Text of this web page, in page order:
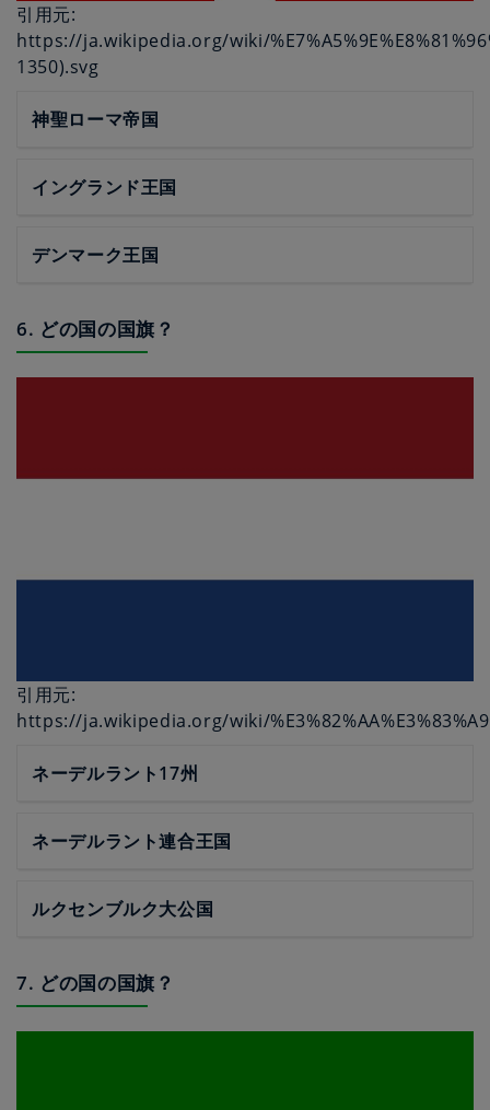
引用元:
https://ja.wikipedia.org/wiki/
1350).svg
神聖ローマ帝国
イングランド王国
デンマーク王国
6. どの国の国旗？
引用元:
https://ja.wikipedia.org/wiki/
ネーデルラント17州
ネーデルラント連合王国
ルクセンブルク大公国
7. どの国の国旗？